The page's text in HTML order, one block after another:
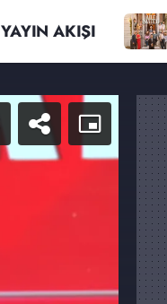
YAYIN AKIŞI